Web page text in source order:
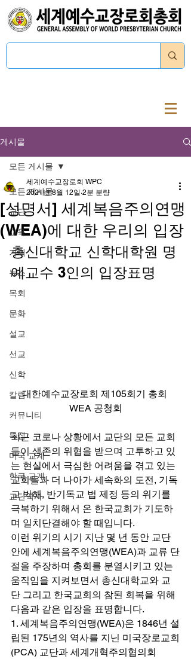
게시물
모든 게시물
교단
교육
기획
뉴스
목회
문화
설교
선교
신학
칼럼
커뮤니티
특집
미국 교계
한국 교계
교단역사
모든 게시물
[성명서] 세계복음주의연맹
(WEA)에 대한 우리의 입장
세계예수교장로회 WPC
2021년 8월 12일 2분 분량
총신대학교 신학대학원 명
예교수 3인의 입장표명
대한예수교장로회 제105회기 총회
WEA 공청회
최근 코로나 상황에서 교단의 모든 교회
들이 생존의 위협을 받으며 고투하고 있
는 현실에서 극심한 어려움을 겪고 있는
교회들과 더 나아가 세속화의 도전, 기독
교 박해, 반기독교 법 제정 등의 위기를
극복하기 위해서 온 한국교회가 기도하
며 일치단결해야 할 때입니다.
이런 위기의 시기 지난 몇 년 동안 교단
안에 세계복음주의연맹(WEA)과 교류 단
절을 주장하며 총회를 분열시키고 있는
움직임을 지켜보면서 총신대학교와 교
단 그리고 한국교회의 참된 회복을 위해
다음과 같은 입장을 표명합니다.
1. 세계복음주의연맹(WEA)은 1846년 설
립된 175년의 역사를 지닌 미국장로교회
(PCA) 교단과 세계개혁주의협의회